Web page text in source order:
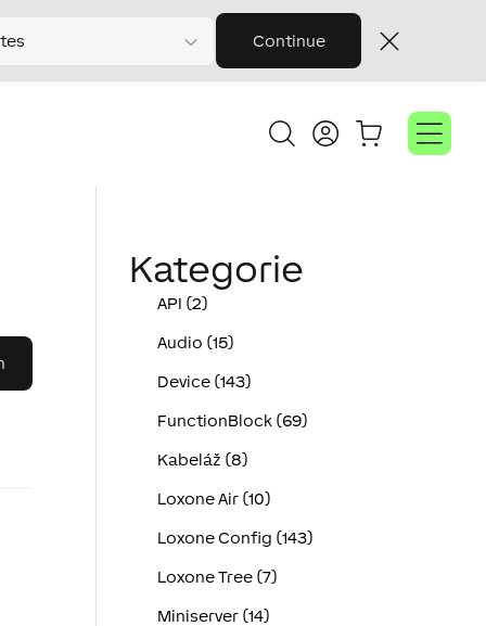
Continue
Kategorie
API (2)
Audio (15)
Device (143)
FunctionBlock (69)
Kabeláž (8)
Loxone Air (10)
Loxone Config (143)
Loxone Tree (7)
Miniserver (14)